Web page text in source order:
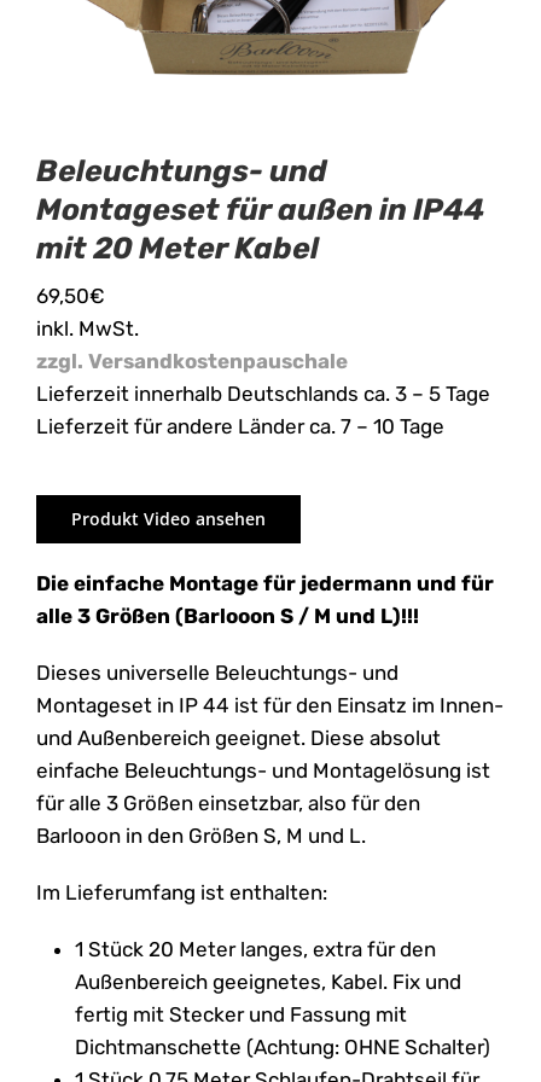
Beleuchtungs- und
Montageset für außen in IP44
mit 20 Meter Kabel
69,50€
inkl. MwSt.
zzgl. Versandkostenpauschale
Lieferzeit innerhalb Deutschlands ca. 3 – 5 Tage
Lieferzeit für andere Länder ca. 7 – 10 Tage
Produkt Video ansehen
Die einfache Montage für jedermann und für
alle 3 Größen (Barlooon S / M und L)!!!
Dieses universelle Beleuchtungs- und
Montageset in IP 44 ist für den Einsatz im Innen-
und Außenbereich geeignet. Diese absolut
einfache Beleuchtungs- und Montagelösung ist
für alle 3 Größen einsetzbar, also für den
Barlooon in den Größen S, M und L.
Im Lieferumfang ist enthalten:
1 Stück 20 Meter langes, extra für den
Außenbereich geeignetes, Kabel. Fix und
fertig mit Stecker und Fassung mit
Dichtmanschette (Achtung: OHNE Schalter)